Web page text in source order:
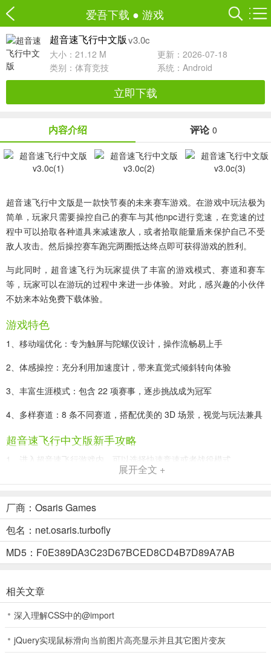
爱吾下载 ● 游戏
超音速飞行中文版 v3.0c
大小：21.12 M
更新：2026-07-18
类别： 体育竞技 系统：Android
立即下载
内容介绍 评论 0
超音速飞行中文版是一款快节奏的未来赛车游戏。在游戏中玩法极为
简单，玩家只需要操控自己的赛车与其他npc进行竞速，在竞速的过
程中可以拾取各种道具来减速敌人，或者拾取能量盾来保护自己不受
敌人攻击。然后操控赛车跑完两圈抵达终点即可获得游戏的胜利。
与此同时，超音速飞行为玩家提供了丰富的游戏模式、赛道和赛车
等，玩家可以在游玩的过程中来进一步体验。对此，感兴趣的小伙伴
不妨来本站免费下载体验。
游戏特色
1、移动端优化：专为触屏与陀螺仪设计，操作流畅易上手
2、体感操控：充分利用加速度计，带来直觉式倾斜转向体验
3、丰富生涯模式：包含 22 项赛事，逐步挑战成为冠军
4、多样赛道：8 条不同赛道，搭配优美的 3D 场景，视觉与玩法兼具
超音速飞行中文版新手攻略
1、进入超音速飞行游戏内，可以选择快速竞速或者战役模式。
2、然后就可以选择赛车了，这里有多种赛车可以选择。
3、有了飞行器就可以挑选赛道进行比赛了。
4、最后玩家可以通过触屏或陀螺仪手机来进行左右移动了。
展开全文 +
厂商：Osaris Games
包名：net.osaris.turbofly
MD5：F0E389DA3C23D67BCED8CD4B7D89A7AB
相关文章
深入理解CSS中的@import
jQuery实现鼠标滑向当前图片高亮显示并且其它图片变灰